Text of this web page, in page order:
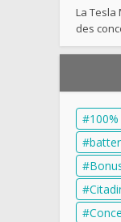
La Tesla
des